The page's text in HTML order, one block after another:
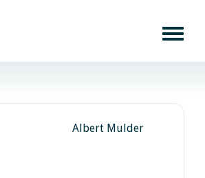
Albert Mulder